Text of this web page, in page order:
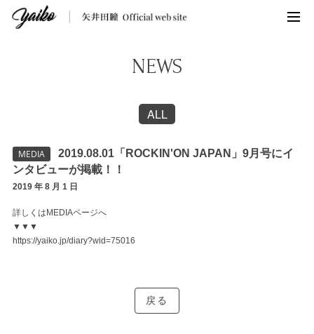
NEWS
ALL
MEDIA
2019.08.01「ROCKIN'ON JAPAN」9月号にイ
ンタビューが掲載！！
2019 年 8 月 1 日
詳しくはMEDIAページへ
▼▼▼
https://yaiko.jp/diary?wid=75016
戻る